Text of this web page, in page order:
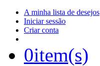
A minha lista de desejos
Iniciar sessão
Criar conta
0item(s)